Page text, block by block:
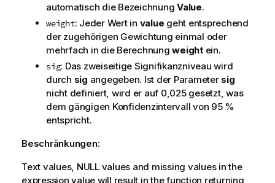
automatisch die Bezeichnung Value.
weight: Jeder Wert in value geht entsprechend
der zugehörigen Gewichtung einmal oder
mehrfach in die Berechnungweightein.
sig: Das zweiseitige Signifikanzniveau wird
durch sig angegeben. Ist der Parameter sig
nicht definiert, wird er auf 0,025 gesetzt, was
dem gängigen Konfidenzintervall von 95 %
entspricht.
Beschränkungen:
Text values, NULLvalues and missing values in the
expression value will result in the function returning